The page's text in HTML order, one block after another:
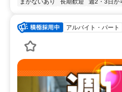
アルバイト・パート